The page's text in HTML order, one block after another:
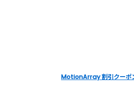
MotionArray 割引クーポ